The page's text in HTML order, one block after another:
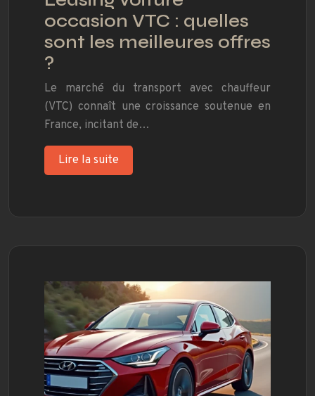
occasion VTC : quelles
sont les meilleures offres
?
Le marché du transport avec chauffeur
(VTC) connaît une croissance soutenue en
France, incitant de…
Lire la suite